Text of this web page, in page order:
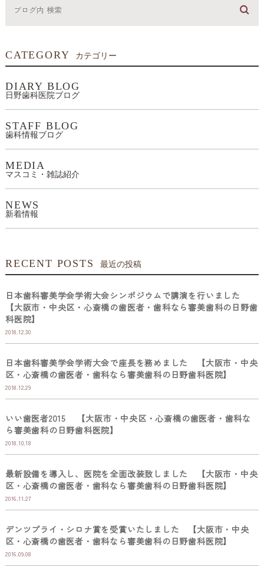
CATEGORY カテゴリー
DIARY BLOG
日野歯科医院ブログ
STAFF BLOG
歯科情報ブログ
MEDIA
マスコミ・雑誌紹介
NEWS
新着情報
RECENT POSTS 最近の投稿
日本歯科審美学会学術大会シンポジウムで講演を行いました
【大阪市・中央区・心斎橋の歯医者・歯科なら審美歯科の日野歯
科医院】
2018.12.30
日本歯科審美学会学術大会で座長を務めました 【大阪市・中央
区・心斎橋の歯医者・歯科なら審美歯科の日野歯科医院】
2018.12.29
いい歯医者2015 【大阪市・中央区・心斎橋の歯医者・歯科な
ら審美歯科の日野歯科医院】
2018.10.18
最新設備を導入し、医院を全面改装致しました 【大阪市・中央
区・心斎橋の歯医者・歯科なら審美歯科の日野歯科医院】
2016.11.27
デンツプライ・シロナ賞を受賞いたしました 【大阪市・中央
区・心斎橋の歯医者・歯科なら審美歯科の日野歯科医院】
2016.09.08